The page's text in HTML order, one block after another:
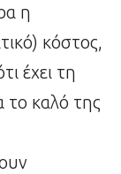
η
κόστος,
έχει τη
το καλό της